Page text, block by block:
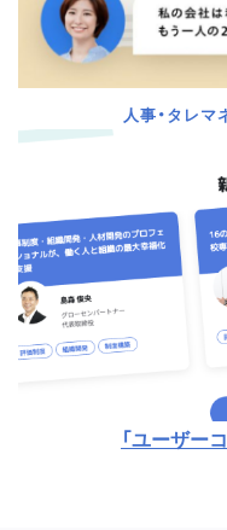
人事・タレ
「ユーザー